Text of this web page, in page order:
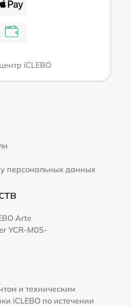
iCLEBO
персональных данных
Arte
YCR-M05-
и техническим
iCLEBO по истечении